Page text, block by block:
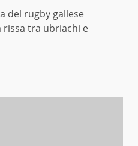
del rugby gallese
rissa tra ubriachi e